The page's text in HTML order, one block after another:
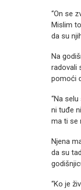
“On se
Mislim
da su
Na
radovali
pomoći
“Na
ni tuđe
ma ti se
Njena
da su
“Ko je